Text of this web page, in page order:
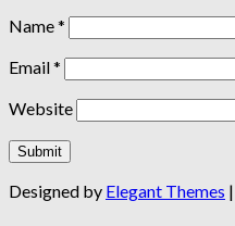
Name*
Email*
Website
Designed by Elegant Themes